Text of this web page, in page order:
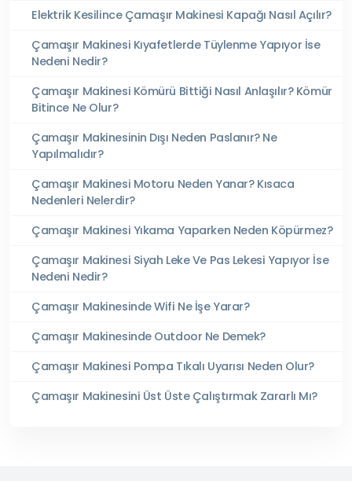
Elektrik Kesilince Çamaşır Makinesi Kapağı Nasıl Açılır?
Çamaşır Makinesi Kıyafetlerde Tüylenme Yapıyor İse
Nedeni Nedir?
Çamaşır Makinesi Kömürü Bittiği Nasıl Anlaşılır? Kömür
Bitince Ne Olur?
Çamaşır Makinesinin Dışı Neden Paslanır? Ne
Yapılmalıdır?
Çamaşır Makinesi Motoru Neden Yanar? Kısaca
Nedenleri Nelerdir?
Çamaşır Makinesi Yıkama Yaparken Neden Köpürmez?
Çamaşır Makinesi Siyah Leke Ve Pas Lekesi Yapıyor İse
Nedeni Nedir?
Çamaşır Makinesinde Wifi Ne İşe Yarar?
Çamaşır Makinesinde Outdoor Ne Demek?
Çamaşır Makinesi Pompa Tıkalı Uyarısı Neden Olur?
Çamaşır Makinesini Üst Üste Çalıştırmak Zararlı Mı?